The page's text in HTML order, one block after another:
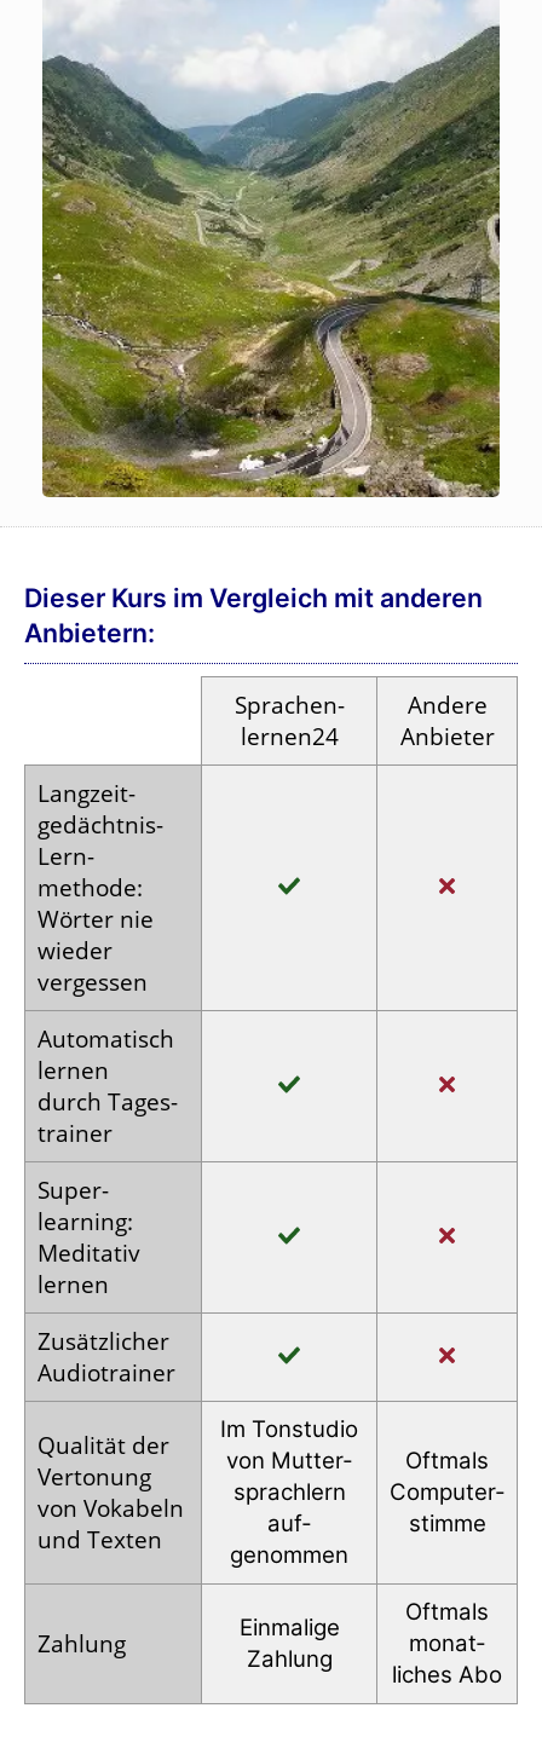
Dieser Kurs im Vergleich mit anderen
Anbietern:
Sprachen­
lernen24
Andere
Anbieter
Langzeit­
gedächtnis-
Lern­
methode:
Wörter nie
wieder
vergessen
Auto­matisch
lernen
durch Tages­
trainer
Super­
learning:
Meditativ
lernen
Zusätz­licher
Audio­trainer
Qualität der
Vertonung
von Vokabeln
und Texten
Im Tonstudio
von Mutter­
sprachlern
auf­
genommen
Oftmals
Computer­
stimme
Zahlung
Einmalige
Zahlung
Oftmals
monat­
liches Abo